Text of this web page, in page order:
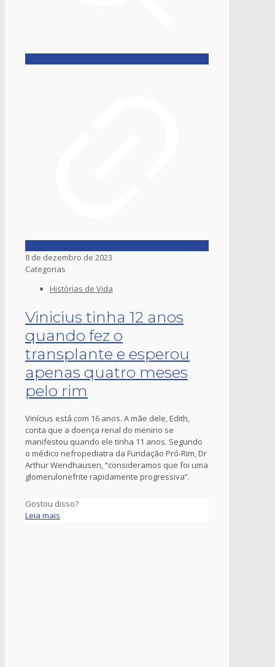
8 de dezembro de 2023
Categorias
Histórias de Vida
Vinicius tinha 12 anos
quando fez o
transplante e esperou
apenas quatro meses
pelo rim
Vinícius está com 16 anos. A mãe dele, Edith,
conta que a doença renal do menino se
manifestou quando ele tinha 11 anos. Segundo
o médico nefropediatra da Fundação Pró-Rim, Dr
Arthur Wendhausen, “consideramos que foi uma
glomerulonefrite rapidamente progressiva”.
Gostou disso?
Leia mais